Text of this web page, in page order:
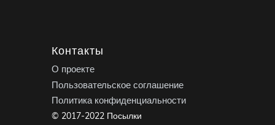
Контакты
О проекте
Пользовательское соглашение
Политика конфиденциальности
© 2017-2022 Посылки